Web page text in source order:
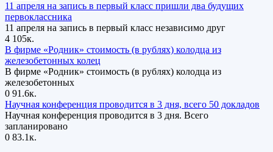
11 апреля на запись в первый класс пришли два будущих
первоклассника
11 апреля на запись в первый класс независимо друг
4 105к.
В фирме «Родник» стоимость (в рублях) колодца из
железобетонных колец
В фирме «Родник» стоимость (в рублях) колодца из
железобетонных
0 91.6к.
Научная конференция проводится в 3 дня, всего 50 докладов
Научная конференция проводится в 3 дня. Всего
запланировано
0 83.1к.